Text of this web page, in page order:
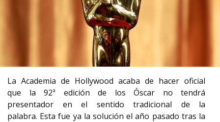
La Academia de Hollywood acaba de hacer oficial
que la 92ª edición de los Óscar no tendrá
presentador en el sentido tradicional de la
palabra. Esta fue ya la solución el año pasado tras la